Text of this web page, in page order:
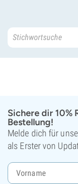
Sichere dir 10%
Bestellung!
Melde dich für
als Erster von